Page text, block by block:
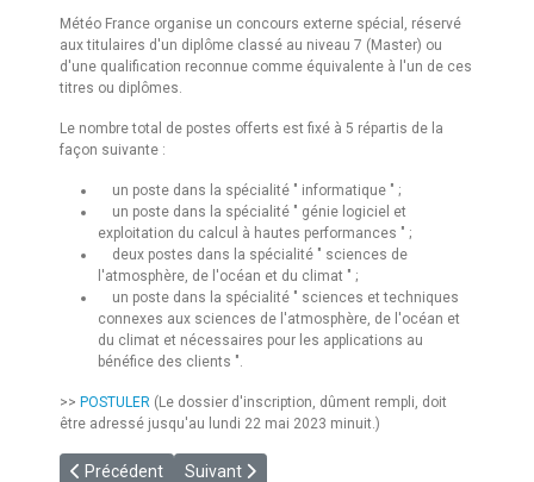
Météo France organise un concours externe spécial, réservé
aux titulaires d'un diplôme classé au niveau 7 (Master) ou
d'une qualification reconnue comme équivalente à l'un de ces
titres ou diplômes.
Le nombre total de postes offerts est fixé à 5 répartis de la
façon suivante :
un poste dans la spécialité " informatique " ;
un poste dans la spécialité " génie logiciel et
exploitation du calcul à hautes performances " ;
deux postes dans la spécialité " sciences de
l'atmosphère, de l'océan et du climat " ;
un poste dans la spécialité " sciences et techniques
connexes aux sciences de l'atmosphère, de l'océan et
du climat et nécessaires pour les applications au
bénéfice des clients ".
>> POSTULER (Le dossier d'inscription, dûment rempli, doit
être adressé jusqu'au lundi 22 mai 2023 minuit.)
Article précédent : [Cross Country Masterclass] Forecast
Précédent Article suivant : [MF] Objectifs et de
Suivant